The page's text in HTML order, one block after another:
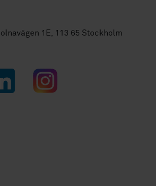
1E, 113 65 Stockholm
Instagram